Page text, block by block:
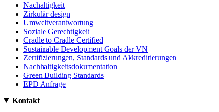
Nachaltigkeit
Zirkulär design
Umweltverantwortung
Soziale Gerechtigkeit
Cradle to Cradle Certified
Sustainable Development Goals der VN
Zertifizierungen, Standards und Akkreditierungen
Nachhaltigkeitsdokumentation
Green Building Standards
EPD Anfrage
Kontakt